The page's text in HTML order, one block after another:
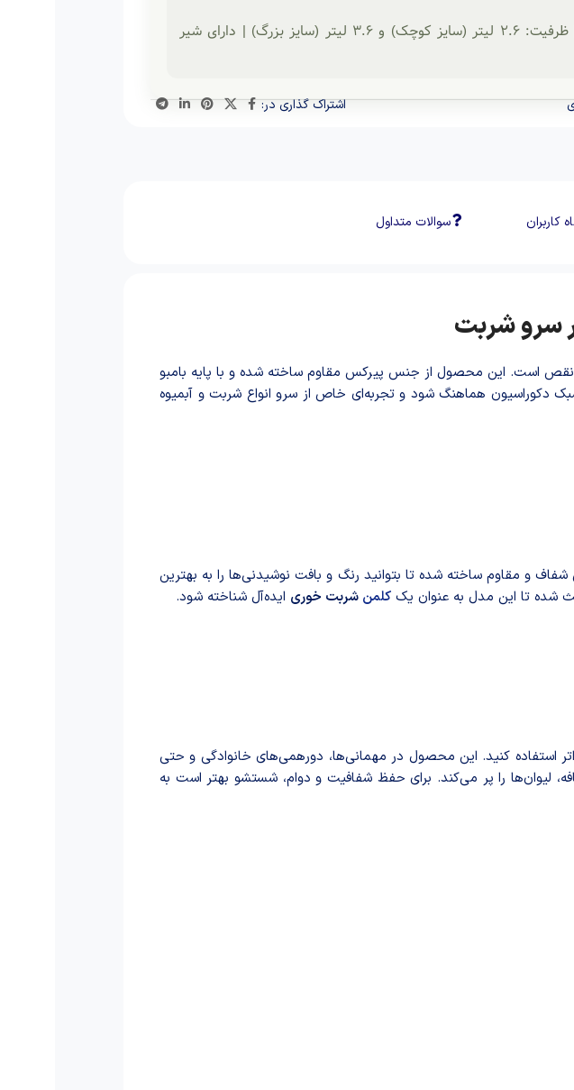
جنس: پیرکس + بامبو | رنگ: شامپاینی | ظرفیت: ۲.۶ لیتر (سایز کوچک) و ۳.۶ لیتر (سایز بزرگ) | دارای شیر
اشتراک گذاری در:
کاربران سوالات متداول
سرو شربت
است. این محصول از جنس پیرکس مقاوم ساخته شده و با پایه بامبو
دکوراسیون هماهنگ شود و تجربه‌ای خاص از سرو انواع شربت و آبمیوه
و مقاوم ساخته شده تا بتوانید رنگ و بافت نوشیدنی‌ها را به بهترین
شده تا این مدل به عنوان یک کلمن شربت خوری ایده‌آل شناخته شود.
استفاده کنید. این محصول در مهمانی‌ها، دورهمی‌های خانوادگی و حتی
لیوان‌ها را پر می‌کند. برای حفظ شفافیت و دوام، شستشو بهتر است به